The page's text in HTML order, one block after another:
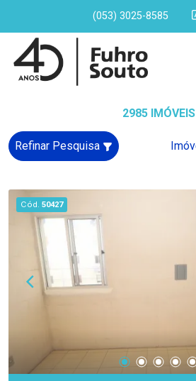
(053) 3025-8585
2985 IMÓVEIS
Refinar Pesquisa
Cód. 50427